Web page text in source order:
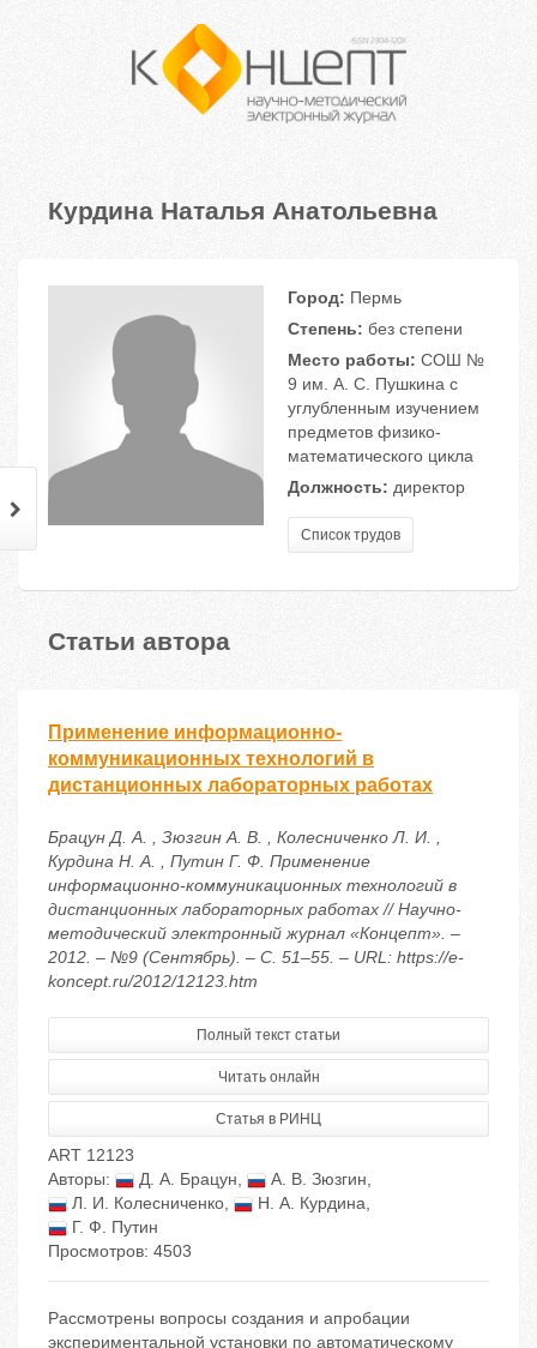
Курдина Наталья Анатольевна
Город: Пермь
Степень: без степени
Место работы: СОШ №
9 им. А. С. Пушкина с
углубленным изучением
предметов физико-
математического цикла
Должность: директор
Список трудов
Статьи автора
Применение информационно-
коммуникационных технологий в
дистанционных лабораторных работах
Брацун Д. А. , Зюзгин А. В. , Колесниченко Л. И. ,
Курдина Н. А. , Путин Г. Ф. Применение
информационно-коммуникационных технологий в
дистанционных лабораторных работах // Научно-
методический электронный журнал «Концепт». –
2012. – №9 (Сентябрь). – С. 51–55. – URL: https://e-
koncept.ru/2012/12123.htm
Полный текст статьи
Читать онлайн
Статья в РИНЦ
ART 12123
Авторы:
Д. А. Брацун, А. В. Зюзгин,
Л. И. Колесниченко, Н. А. Курдина,
Г. Ф. Путин
Просмотров: 4503
Рассмотрены вопросы создания и апробации
экспериментальной установки по автоматическому